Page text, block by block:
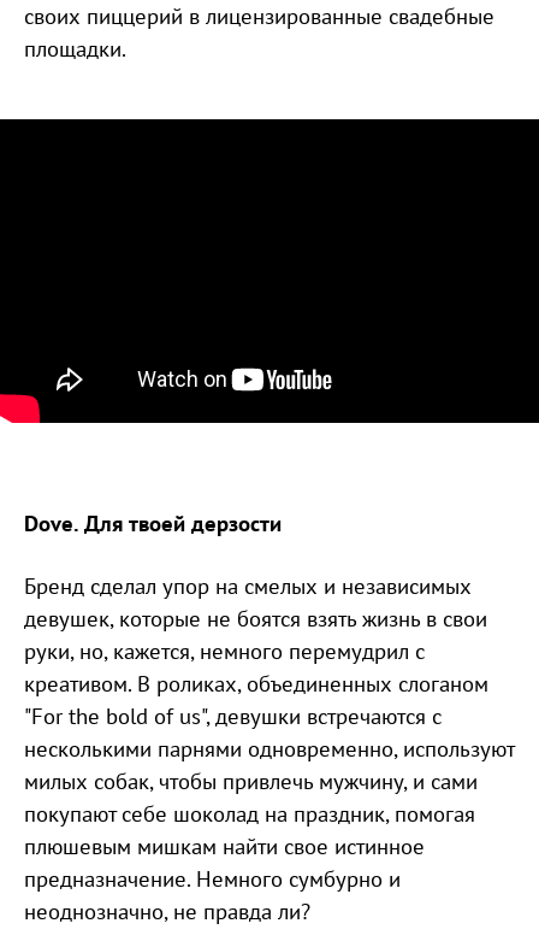
своих пиццерий в лицензированные свадебные
площадки.
Dove. Для твоей дерзости
Бренд сделал упор на смелых и независимых
девушек, которые не боятся взять жизнь в свои
руки, но, кажется, немного перемудрил с
креативом. В роликах, объединенных слоганом
"For the bold of us", девушки встречаются с
несколькими парнями одновременно, используют
милых собак, чтобы привлечь мужчину, и сами
покупают себе шоколад на праздник, помогая
плюшевым мишкам найти свое истинное
предназначение. Немного сумбурно и
неоднозначно, не правда ли?